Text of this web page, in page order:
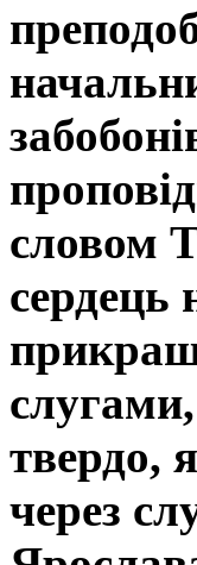
словом
сердець
твердо,
через